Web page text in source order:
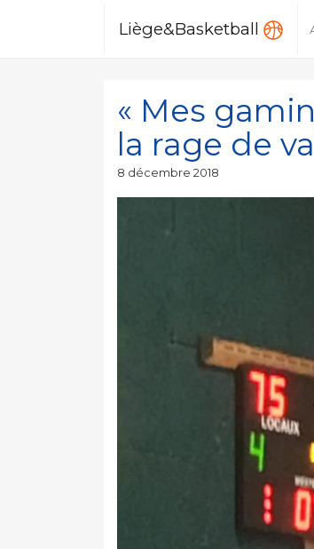
Liège&Basketball
« Mes
la rage de
Publié
8 décembre 2018